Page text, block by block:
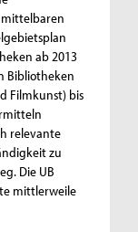
ab 2013
Bibliotheken
Filmkunst) bis
relevante
zu
Die UB
mittlerweile